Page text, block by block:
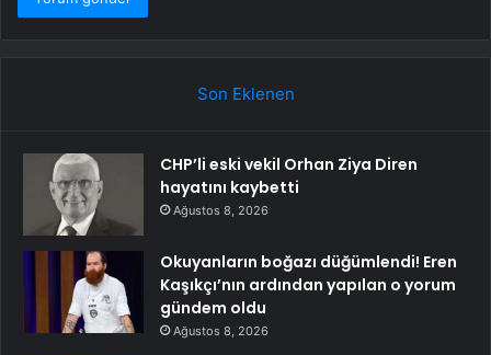
Son Eklenen
CHP’li eski vekil Orhan Ziya Diren
hayatını kaybetti
Ağustos 8, 2026
Okuyanların boğazı düğümlendi! Eren
Kaşıkçı’nın ardından yapılan o yorum
gündem oldu
Ağustos 8, 2026